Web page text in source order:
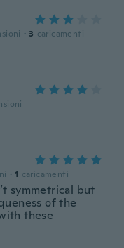
· 3 caricamenti
· 1 caricamenti
symmetrical but
of the
these